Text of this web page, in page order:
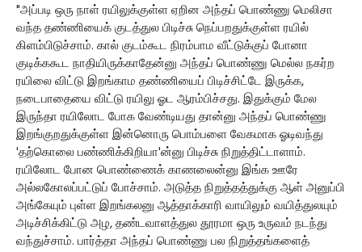
"அப்படி ஒரு நாள் ரயிலுக்குள்ள ஏறின அந்தப் பொண்ணு மெலிசா
வந்த தண்ணியைக் குடத்துல பிடிச்சு நெப்பறதுக்குள்ள ரயில்
கிளம்பிடுச்சாம். கால் குடம்கூட நிரம்பாம வீட்டுக்குப் போனா
குடிக்ககூட நாதியிருக்காதேன்னு அந்தப் பொண்ணு மெல்ல நகர்ற
ரயிலை விட்டு இறங்காம தண்ணியைப் பிடிச்சிட்டே இருக்க,
நடைபாதையை விட்டு ரயிலு ஓட ஆரம்பிச்சது. இதுக்கும் மேல
இருந்தா ரயிலோட போக வேண்டியது தான்னு அந்தப் பொண்ணு
இறங்குறதுக்குள்ள இன்னொரு பொம்பளை வேகமாக ஓடிவந்து
'தற்கொலை பண்ணிக்கிறியா'ன்னு பிடிச்சு நிறுத்திட்டாளாம்.
ரயிலோட போன பொண்ணைக் காணலைன்னு இங்க ஊரே
அல்லகோலப்பட்டுப் போச்சாம். அடுத்த நிறுத்தத்துக்கு ஆள் அனுப்பி
அங்கேயும் புள்ள இறங்கலனு ஆத்தாக்காரி வாயிலும் வயித்துலயும்
அடிச்சிக்கிட்டு அழ, தண்டவாளத்துல தூரமா ஒரு உருவம் நடந்து
வந்துச்சாம். பார்த்தா அந்தப் பொண்ணு பல நிறுத்தங்களைத்